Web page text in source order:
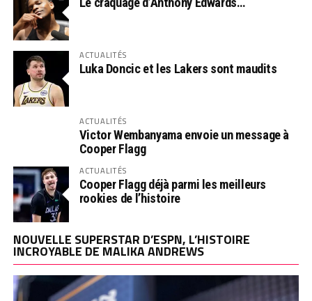
ACTUALITÉS
Luka Doncic et les Lakers sont maudits
ACTUALITÉS
Victor Wembanyama envoie un message à
Cooper Flagg
ACTUALITÉS
Cooper Flagg déjà parmi les meilleurs
rookies de l’histoire
NOUVELLE SUPERSTAR D’ESPN, L’HISTOIRE
INCROYABLE DE MALIKA ANDREWS